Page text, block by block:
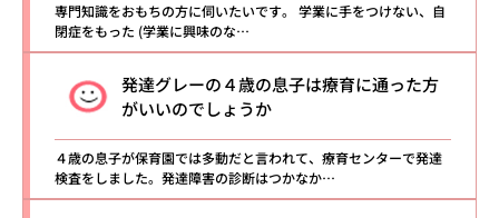
専門知識をおもちの方に伺いたいです。 学業に手をつけない、自
閉症をもった (学業に興味のな…
発達グレーの４歳の息子は療育に通った方
がいいのでしょうか
４歳の息子が保育園では多動だと言われて、療育センターで発達
検査をしました。発達障害の診断はつかなか…